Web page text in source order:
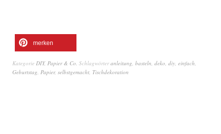
merken
Kategorie DIY, Papier & Co. Schlagwörteranleitung, basteln, deko, diy, einfach,
Geburtstag, Papier, selbstgemacht, Tischdekoration